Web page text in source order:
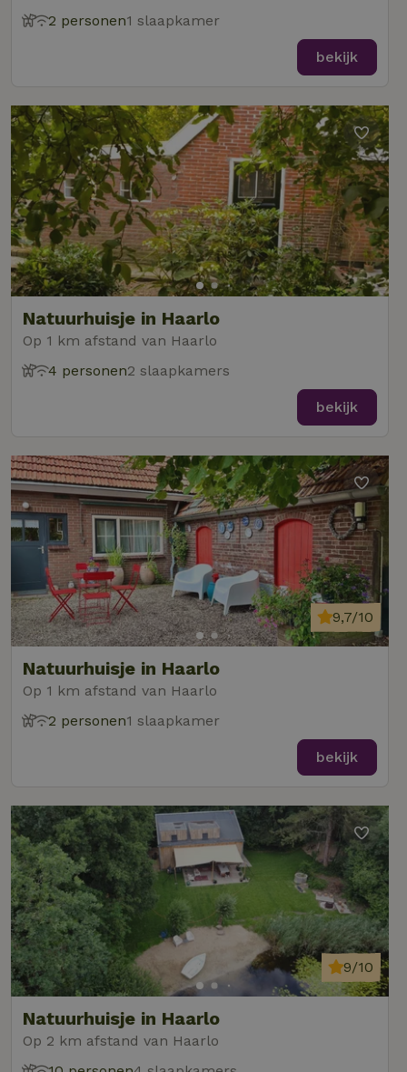
2 personen1 slaapkamer
bekijk
Natuurhuisje in Haarlo
Op 1 km afstand van Haarlo
4 personen2 slaapkamers
bekijk
Natuurhuisje in Haarlo
Op 1 km afstand van Haarlo
9,7/10
2 personen1 slaapkamer
bekijk
Natuurhuisje in Haarlo
Op 2 km afstand van Haarlo
9/10